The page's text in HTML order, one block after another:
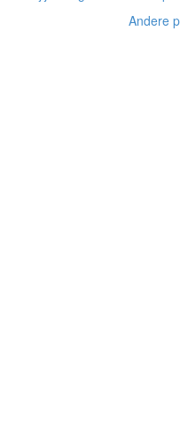
Andere